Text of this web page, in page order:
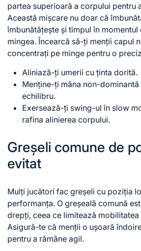
partea superioară a corpului pentru
Această mișcare nu doar că
îmbunătățește și timpul în
mingea. Încearcă să-ți menții capul
concentrați pe minge pentru o
Aliniază-ți umerii cu ținta dorită.
Menține-ți mâna non-
echilibru.
Exersează-ți swing-ul în slow
rafina alinierea corpului.
Greșeli comune de
evitat
Mulți jucători fac greșeli cu poziția
performanța. O greșeală comună
drepți, ceea ce limitează
Asigură-te că menții o ușoară
pentru a rămâne agil.